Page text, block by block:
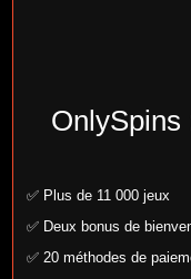
OnlySpins
✅ Plus de 11 000 jeux
✅ Deux bonus de
✅ 20 méthodes de